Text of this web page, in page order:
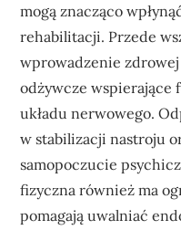
mogą znacząco
rehabilitacji. Przede
wprowadzenie
odżywcze wspierające
układu nerwowego.
w stabilizacji nastroju
samopoczucie
fizyczna również ma
pomagają uwalniać